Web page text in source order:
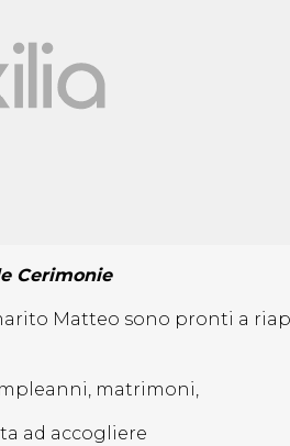
Cerimonie
Matteo sono pronti a
matrimoni,
ad accogliere